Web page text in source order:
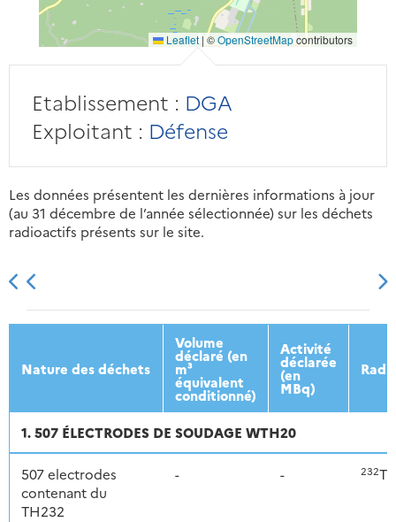
Leaflet | ©OpenStreetMapcontributors
Etablissement : DGA
Exploitant : Défense
Les données présentent les dernières informations à jour
(au 31 décembre de l’année sélectionnée) sur les déchets
radioactifs présents sur le site.
2013 2014 2015 2016
Nature des déchets
Volume
déclaré (en
m³
équivalent
conditionné)
Activité
déclarée
(en
MBq)
1. 507 ÉLECTRODES DE SOUDAGE WTH20
507 electrodes
contenant du
TH232
- - 232Th